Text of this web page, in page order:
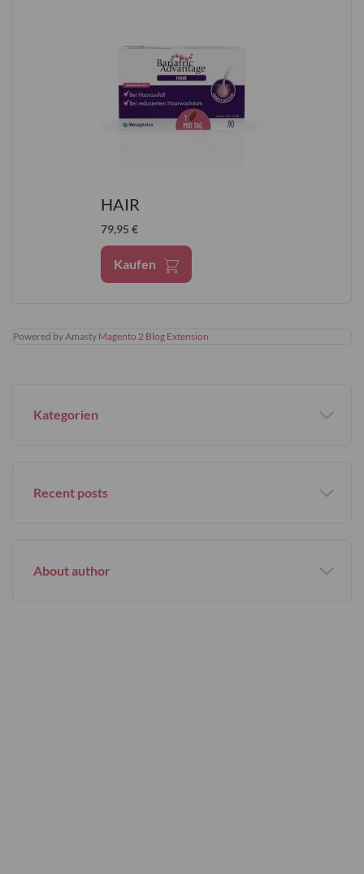
HAIR
79,95 €
Kaufen
Powered by Amasty Magento 2 Blog Extension
Kategorien
Recent posts
About author